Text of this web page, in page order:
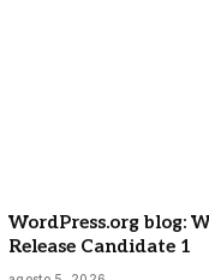
WordPress.org blog:
Release Candidate 1